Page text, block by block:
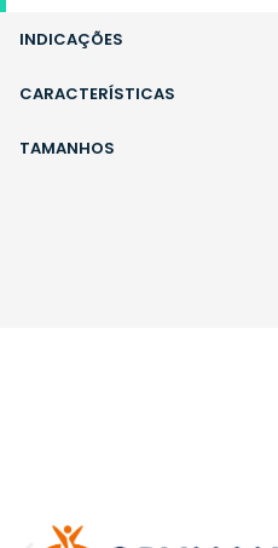
INDICAÇÕES
CARACTERÍSTICAS
TAMANHOS